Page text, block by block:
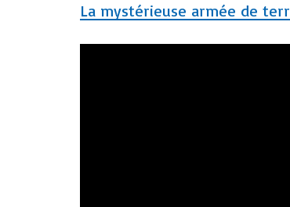
La mystérieuse armée de